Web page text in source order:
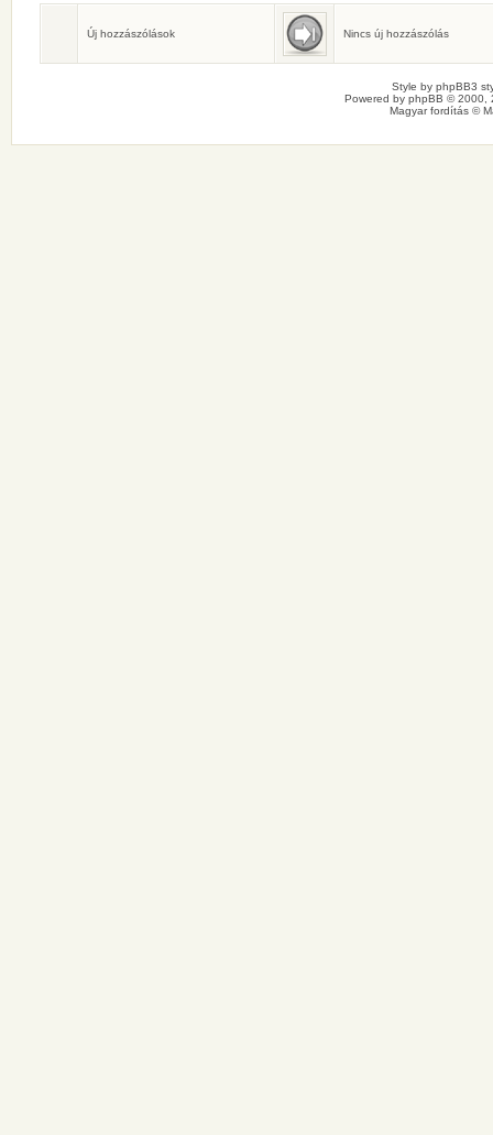
Születésnaposok
Ma senkinek sincs születésnapja.
Új hozzászólások Nincs új hozzászólás
Style by phpBB3
Powered by phpBB © 2000,
Magyar fordítás ©